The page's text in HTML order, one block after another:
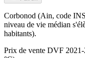
Corbonod (Ain, code
niveau de vie médian
habitants).
Prix de vente DVF 2021-